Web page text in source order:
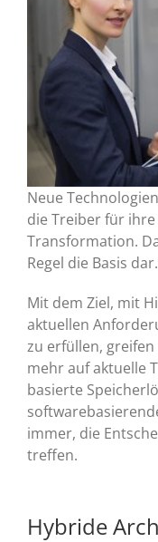
Neue
die Treiber für
Transformation.
Regel die Basis dar.
Mit dem Ziel, mit
aktuellen
zu erfüllen,
mehr auf aktuelle
basierte
immer, die
treffen.
Hybride